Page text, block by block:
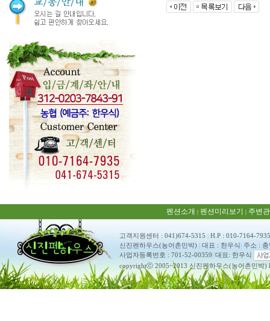
펜션소개 | 펜션미리보기 | 주변
고객지원센터 : 041)674-5315 | H.P : 010-7164-7935
신진펜하우스(농어촌민박) | 대표 : 한우식| 주소 :
사업자등록번호 : 701-52-00359 대표: 한우식
copyrightⓒ 2005~2013 신진펜하우스(농어촌민박)